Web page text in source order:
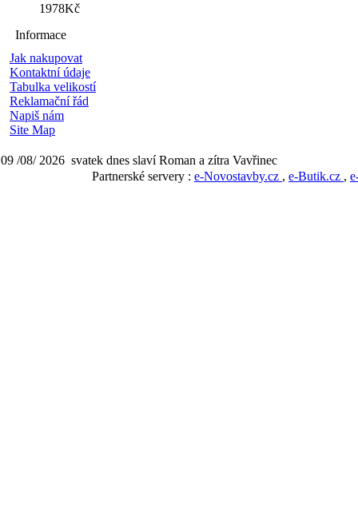
1978Kč
Informace
Jak nakupovat
Kontaktní údaje
Tabulka velikostí
Reklamační řád
Napiš nám
Site Map
09 /08/ 2026 svatek dnes slaví Roman a zítra Vavřinec
Partnerské servery : e-Novostavby.cz , e-Butik.cz ,